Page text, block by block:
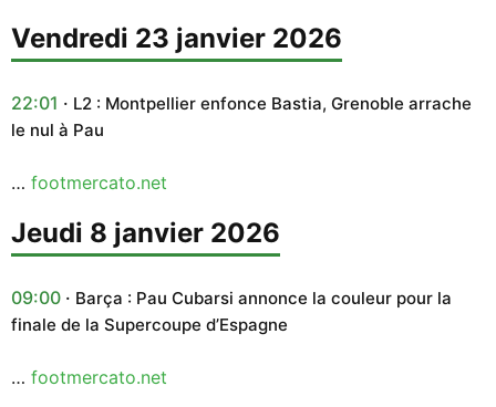
vendredi 23 janvier 2026
22:01
L2 : Montpellier enfonce Bastia, Grenoble arrache
le nul à Pau
… footmercato.net
jeudi 8 janvier 2026
09:00
Barça : Pau Cubarsi annonce la couleur pour la
finale de la Supercoupe d’Espagne
… footmercato.net